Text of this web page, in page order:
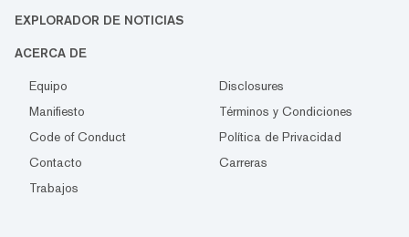
EXPLORADOR DE NOTICIAS
ACERCA DE
Equipo
Disclosures
Manifiesto
Términos y Condiciones
Code of Conduct
Política de Privacidad
Contacto
Carreras
Trabajos